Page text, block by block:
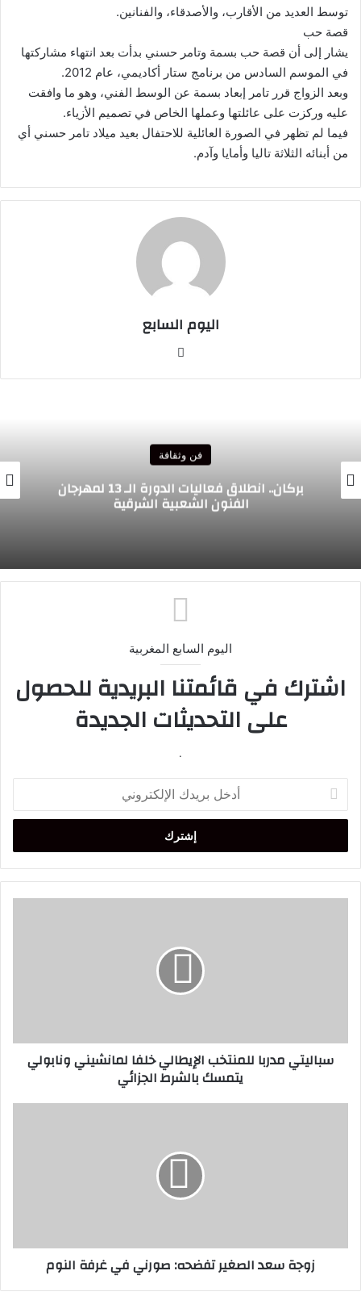
توسط العديد من الأقارب، والأصدقاء، والفنانين.
قصة حب
يشار إلى أن قصة حب بسمة وتامر حسني بدأت بعد انتهاء مشاركتها
في الموسم السادس من برنامج ستار أكاديمي، عام 2012.
وبعد الزواج قرر تامر إبعاد بسمة عن الوسط الفني، وهو ما وافقت
عليه وركزت على عائلتها وعملها الخاص في تصميم الأزياء.
فيما لم تظهر في الصورة العائلية للاحتفال بعيد ميلاد تامر حسني أي
من أبنائه الثلاثة تاليا وأمايا وآدم.
اليوم السابع
الدورة الـ 13 لمهرجان انطلاق أولى سهرات مهرجان الراي
أجواء جماهيرية استثنائية
اليوم السابع المغربية
اشترك في قائمتنا البريدية للحصول
على التحديثات الجديدة
.
بريدك
الإلكتروني
بالشرط
الجزائي
سباليتي مدربا للمنتخب الإيطالي خلفا لمانشيني ونابولي
يتمسك بالشرط الجزائي
زوجة سعد الصغير تفضحه: صورني في غرفة النوم